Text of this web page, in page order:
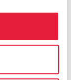
chevron_right